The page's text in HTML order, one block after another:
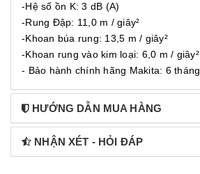
-Hệ số ồn K: 3 dB (A)
-Rung Đập: 11,0 m / giây²
-Khoan búa rung: 13,5 m / giây²
-Khoan rung vào kim loại: 6,0 m / giây²
- Bảo hành chính hãng Makita: 6 tháng
HƯỚNG DẪN MUA HÀNG
NHẬN XÉT - HỎI ĐÁP